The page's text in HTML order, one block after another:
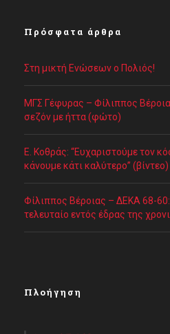
Πρόσφατα άρθρα
Στη μικτή Ενώσεων ο Πολιός!
ΜΓΣ Γέφυρας – Φίλιππος
σεζόν με ήττα (φώτο)
Ε. Κοθράς: “Ευχαριστούμε τον
κάνουμε κάτι καλύτερο” (βίντεο)
Φίλιππος Βέροιας – ΔΕΚΑ 68-
τελευταίο εντός έδρας της
Πλοήγηση